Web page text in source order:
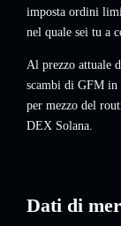
imposta ordini
nel quale sei tu a
Al prezzo attuale
scambi di GFM in
per mezzo del
DEX Solana.
Dati di